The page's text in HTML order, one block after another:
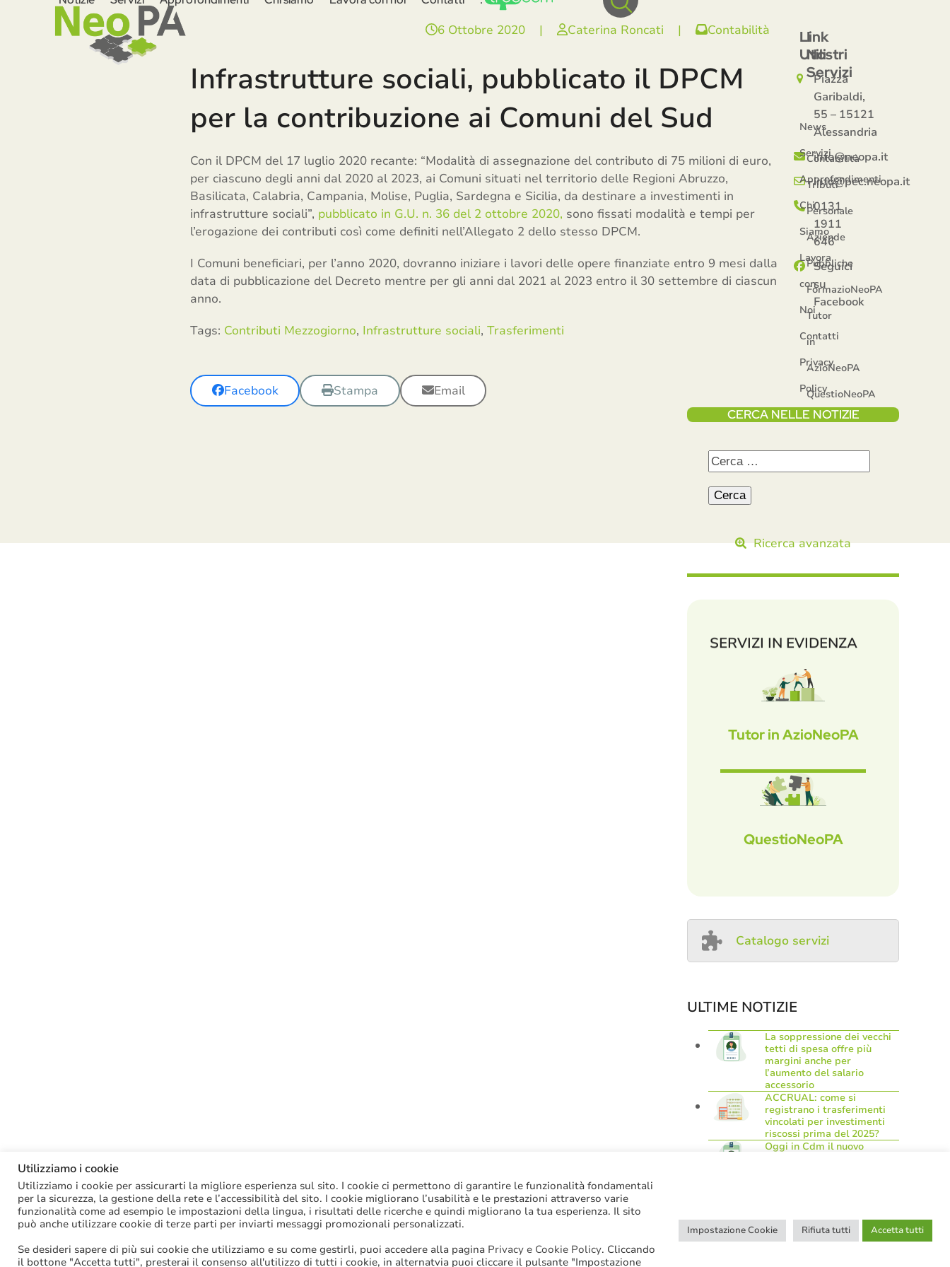
6 Ottobre 2020 | Caterina Roncati | Contabilità
Infrastrutture sociali, pubblicato il DPCM
per la contribuzione ai Comuni del Sud
Con il DPCM del 17 luglio 2020 recante: “Modalità di assegnazione del contributo di 75 milioni di euro,
per ciascuno degli anni dal 2020 al 2023, ai Comuni situati nel territorio delle Regioni Abruzzo,
Basilicata, Calabria, Campania, Molise, Puglia, Sardegna e Sicilia, da destinare a investimenti in
infrastrutture sociali”, pubblicato in G.U. n. 36 del 2 ottobre 2020, sono fissati modalità e tempi per
l’erogazione dei contributi così come definiti nell’Allegato 2 dello stesso DPCM.
I Comuni beneficiari, per l’anno 2020, dovranno iniziare i lavori delle opere finanziate entro 9 mesi dalla
data di pubblicazione del Decreto mentre per gli anni dal 2021 al 2023 entro il 30 settembre di ciascun
anno.
Tags: Contributi Mezzogiorno, Infrastrutture sociali, Trasferimenti
Facebook Stampa Email
CERCA NELLE NOTIZIE
Ricerca avanzata
SERVIZI IN EVIDENZA
Tutor in AzioNeoPA
QuestioNeoPA
Catalogo servizi
ULTIME NOTIZIE
La soppressione dei vecchi
tetti di spesa offre più
margini anche per
l’aumento del salario
accessorio
ACCRUAL: come si
registrano i trasferimenti
vincolati per investimenti
riscossi prima del 2025?
Oggi in Cdm il nuovo
di mobilità
Sanzioni BDAP: aumenta il
fondo per il contributo alla
Piazza
Garibaldi,
55 – 15121
Alessandria
info@neopa.it
info@pec.neopa.it
0131
1911
646
Seguici
su
Facebook
Link
Utili
News
Servizi
Approfondimenti
Chi
Siamo
Lavora
con
Noi
Contatti
Privacy
Policy
I
Nostri
Servizi
Contabilità
Tributi
Personale
Aziende
Pubbliche
FormazioNeoPA
Tutor
in
AzioNeoPA
QuestioNeoPA
Utilizziamo i cookie
Utilizziamo i cookie per assicurarti la migliore esperienza sul sito. I cookie ci permettono di garantire le funzionalità fondamentali
per la sicurezza, la gestione della rete e l’accessibilità del sito. I cookie migliorano l’usabilità e le prestazioni attraverso varie
funzionalità come ad esempio le impostazioni della lingua, i risultati delle ricerche e quindi migliorano la tua esperienza. Il sito
può anche utilizzare cookie di terze parti per inviarti messaggi promozionali personalizzati.
Se desideri sapere di più sui cookie che utilizziamo e su come gestirli, puoi accedere alla pagina Privacy e Cookie Policy. Cliccando
il bottone "Accetta tutti", presterai il consenso all'utilizzo di tutti i cookie, in alternatvia puoi cliccare il pulsante "Impostazione
Impostazione Cookie Rifiuta tutti Accetta tutti